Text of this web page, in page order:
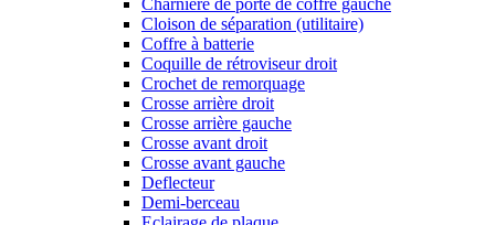
Charnière de porte de coffre gauche
Cloison de séparation (utilitaire)
Coffre à batterie
Coquille de rétroviseur droit
Crochet de remorquage
Crosse arrière droit
Crosse arrière gauche
Crosse avant droit
Crosse avant gauche
Deflecteur
Demi-berceau